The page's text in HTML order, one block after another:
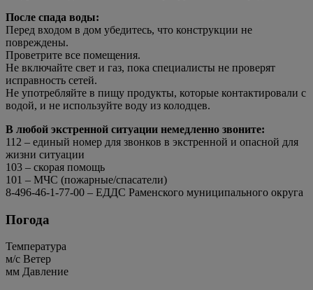
После спада воды:
Перед входом в дом убедитесь, что конструкции не
повреждены.
Проветрите все помещения.
Не включайте свет и газ, пока специалисты не проверят
исправность сетей.
Не употребляйте в пищу продукты, которые контактировали с
водой, и не используйте воду из колодцев.
В любой экстренной ситуации немедленно звоните:
112 – единый номер для звонков в экстренной и опасной для
жизни ситуации
103 – скорая помощь
101 – МЧС (пожарные/спасатели)
8-496-46-1-77-00 – ЕДДС Раменского муниципального округа
Погода
Температура
м/c Ветер
мм Давление